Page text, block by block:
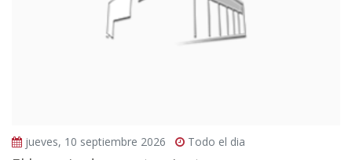
jueves, 10 septiembre 2026 Todo el dia